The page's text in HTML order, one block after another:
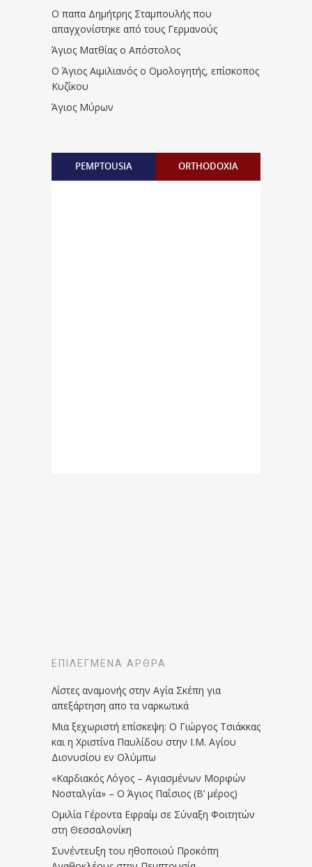
Ο παπα Δημήτρης Σταμπουλής που
απαγχονίστηκε από τους Γερμανούς
Άγιος Ματθίας ο Απόστολος
Ο Άγιος Αιμιλιανός ο Ομολογητής, επίσκοπος
Κυζίκου
Άγιος Μύρων
PEMPTOUSIA ORTHODOXIA
ΕΠΙΛΕΓΜΈΝΑ ΆΡΘΡΑ
Λίστες αναμονής στην Αγία Σκέπη για
απεξάρτηση απο τα ναρκωτικά
Μια ξεχωριστή επίσκεψη: Ο Γιώργος Τσιάκκας
και η Χριστίνα Παυλίδου στην Ι.Μ. Αγίου
Διονυσίου εν Ολύμπω
«Καρδιακός Λόγος – Αγιασμένων Μορφών
Νοσταλγία» – Ο Άγιος Παΐσιος (Β’ μέρος)
Ομιλία Γέροντα Εφραίμ σε Σύναξη Φοιτητών
στη Θεσσαλονίκη
Συνέντευξη του ηθοποιού Προκόπη